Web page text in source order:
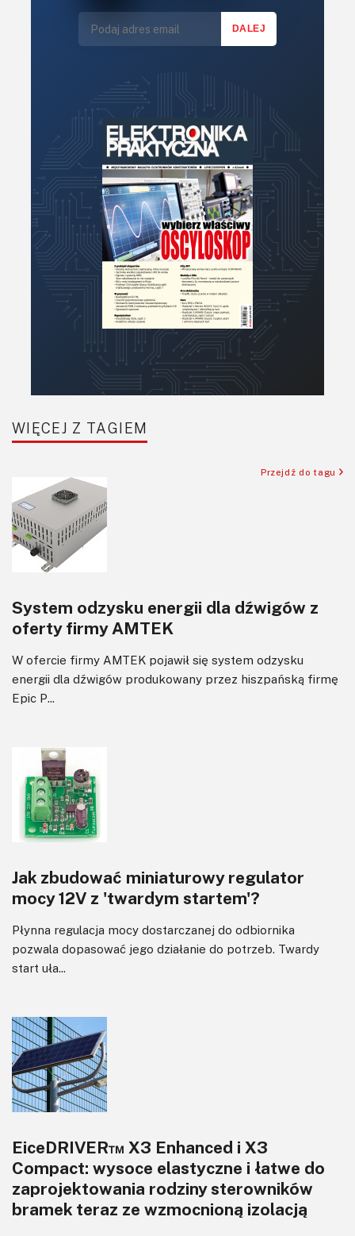
LED/LCD/OLED
Mechatronika
Optoelektronika
PCB/Montaż
Podstawy elektroniki
Podzespoły bierne
Półprzewodniki
Pomiary i testy
Projektowanie
Sensory
Software
Sterowanie
Transformatory
Tranzystory
Wzmacniacze
Zasilanie
WIĘCEJ Z TAGIEM
Przejdź do tagu
System odzysku energii dla dźwigów z
oferty firmy AMTEK
W ofercie firmy AMTEK pojawił się system odzysku
energii dla dźwigów produkowany przez hiszpańską firmę
Epic P...
Jak zbudować miniaturowy regulator
mocy 12V z 'twardym startem'?
Płynna regulacja mocy dostarczanej do odbiornika
pozwala dopasować jego działanie do potrzeb. Twardy
start uła...
EiceDRIVER™ X3 Enhanced i X3
Compact: wysoce elastyczne i łatwe do
zaprojektowania rodziny sterowników
bramek teraz ze wzmocnioną izolacją